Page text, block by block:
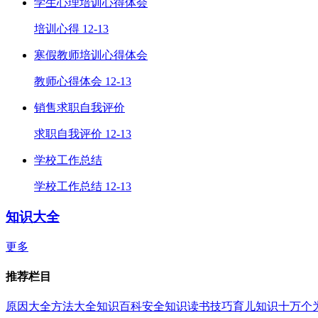
学生心理培训心得体会
培训心得 12-13
寒假教师培训心得体会
教师心得体会 12-13
销售求职自我评价
求职自我评价 12-13
学校工作总结
学校工作总结 12-13
知识大全
更多
推荐栏目
原因大全方法大全知识百科安全知识读书技巧育儿知识十万个